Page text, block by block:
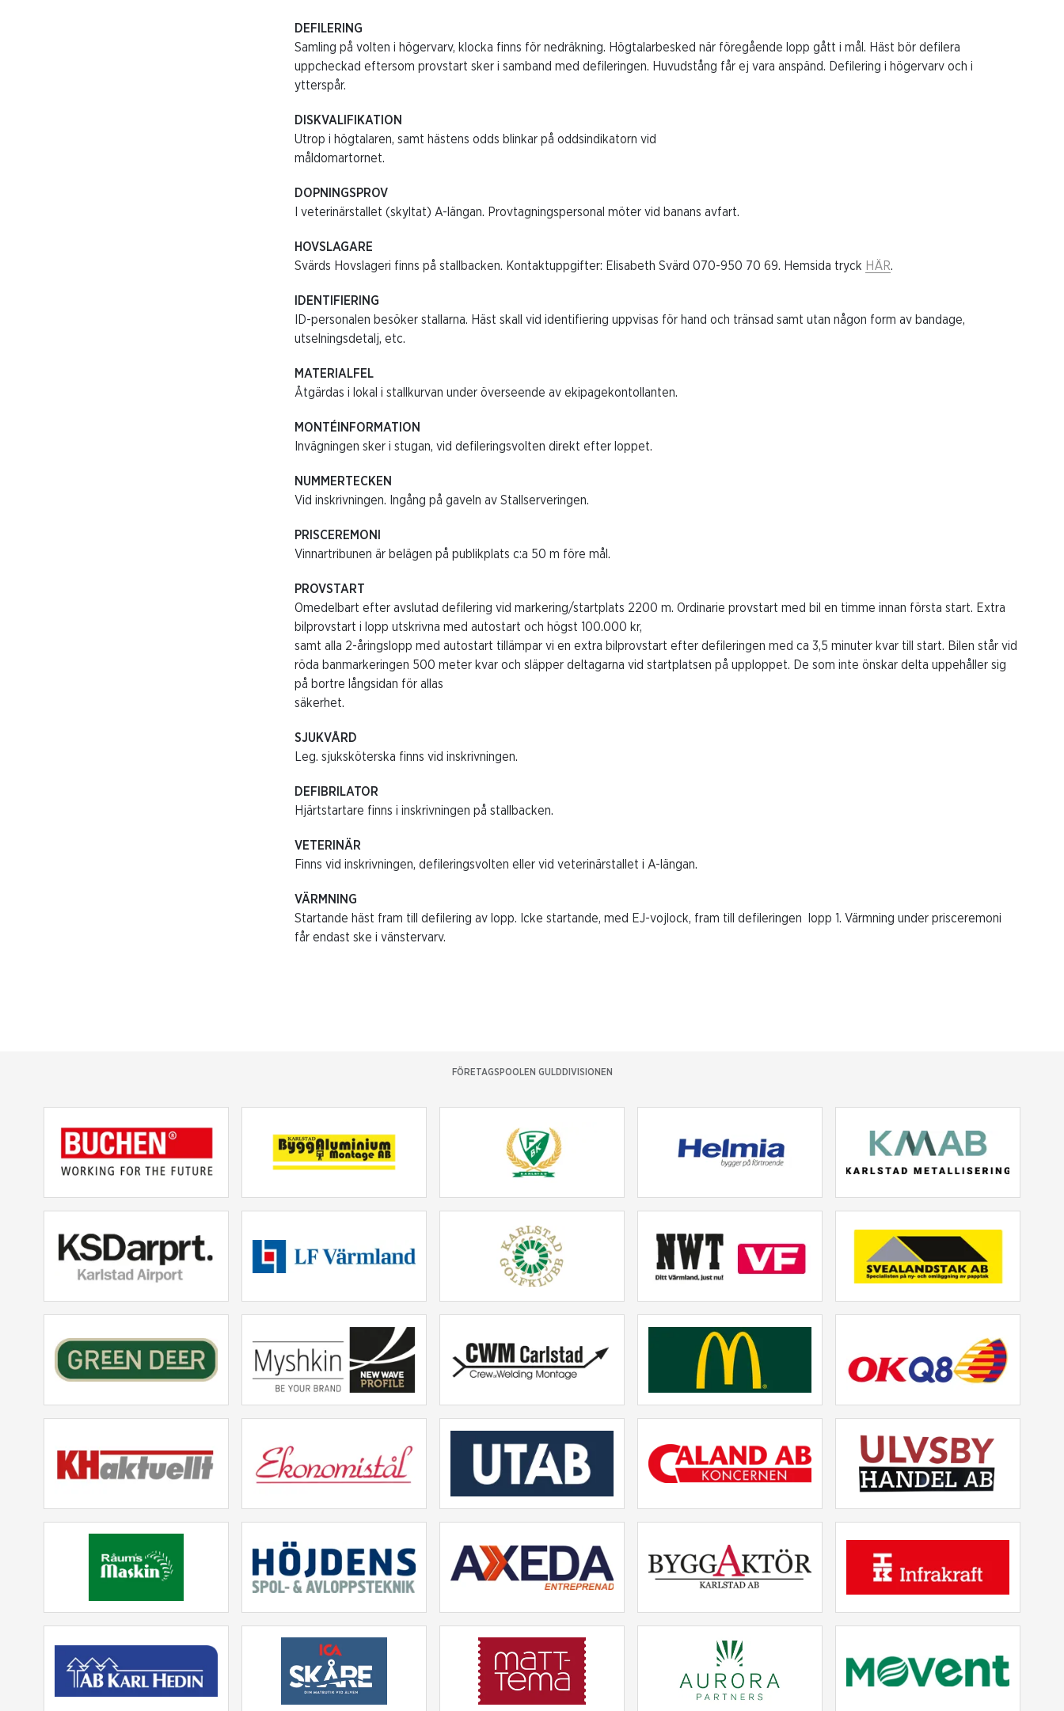
DEFILERING
Samling på volten i högervarv, klocka finns för nedräkning. Högtalarbesked när föregående lopp gått i mål. Häst bör defilera
uppcheckad eftersom provstart sker i samband med defileringen. Huvudstång får ej vara anspänd. Defilering i högervarv och i
ytterspår.
DISKVALIFIKATION
Utrop i högtalaren, samt hästens odds blinkar på oddsindikatorn vid
måldomartornet.
DOPNINGSPROV
I veterinärstallet (skyltat) A-längan. Provtagningspersonal möter vid banans avfart.
HOVSLAGARE
Svärds Hovslageri finns på stallbacken. Kontaktuppgifter: Elisabeth Svärd 070-950 70 69. Hemsida tryck HÄR.
IDENTIFIERING
ID-personalen besöker stallarna. Häst skall vid identifiering uppvisas för hand och tränsad samt utan någon form av bandage,
utselningsdetalj, etc.
MATERIALFEL
Åtgärdas i lokal i stallkurvan under överseende av ekipagekontollanten.
MONTÉINFORMATION
Invägningen sker i stugan, vid defileringsvolten direkt efter loppet.
NUMMERTECKEN
Vid inskrivningen. Ingång på gaveln av Stallserveringen.
PRISCEREMONI
Vinnartribunen är belägen på publikplats c:a 50 m före mål.
PROVSTART
Omedelbart efter avslutad defilering vid markering/startplats 2200 m. Ordinarie provstart med bil en timme innan första start. Extra
bilprovstart i lopp utskrivna med autostart och högst 100.000 kr,
samt alla 2-åringslopp med autostart tillämpar vi en extra bilprovstart efter defileringen med ca 3,5 minuter kvar till start. Bilen står vid
röda banmarkeringen 500 meter kvar och släpper deltagarna vid startplatsen på upploppet. De som inte önskar delta uppehåller sig
på bortre långsidan för allas
säkerhet.
SJUKVÅRD
Leg. sjuksköterska finns vid inskrivningen.
DEFIBRILATOR
Hjärtstartare finns i inskrivningen på stallbacken.
VETERINÄR
Finns vid inskrivningen, defileringsvolten eller vid veterinärstallet i A-längan.
VÄRMNING
Startande häst fram till defilering av lopp. Icke startande, med EJ-vojlock, fram till defileringen lopp 1. Värmning under prisceremoni
får endast ske i vänstervarv.
FÖRETAGSPOOLEN GULDDIVISIONEN